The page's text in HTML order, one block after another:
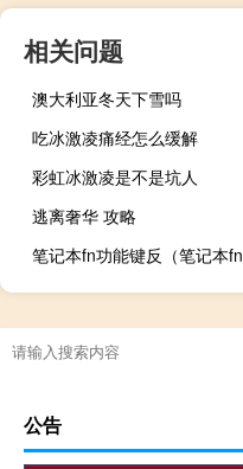
相关问题
澳大利亚冬天下雪吗
吃冰激凌痛经怎么缓解
彩虹冰激凌是不是坑人
逃离奢华 攻略
公告